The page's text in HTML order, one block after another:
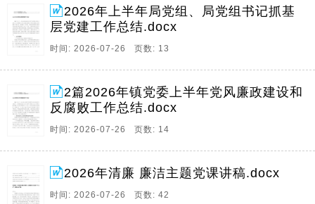
2026年上半年局党组、局党组书记抓基
层党建工作总结.docx
时间: 2026-07-26 页数: 13
2篇2026年镇党委上半年党风廉政建设和
反腐败工作总结.docx
时间: 2026-07-26 页数: 14
2026年清廉 廉洁主题党课讲稿.docx
时间: 2026-07-26 页数: 42